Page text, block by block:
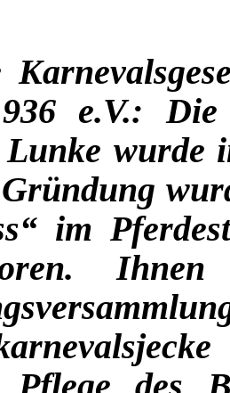
e.V.: Die
wurde
im